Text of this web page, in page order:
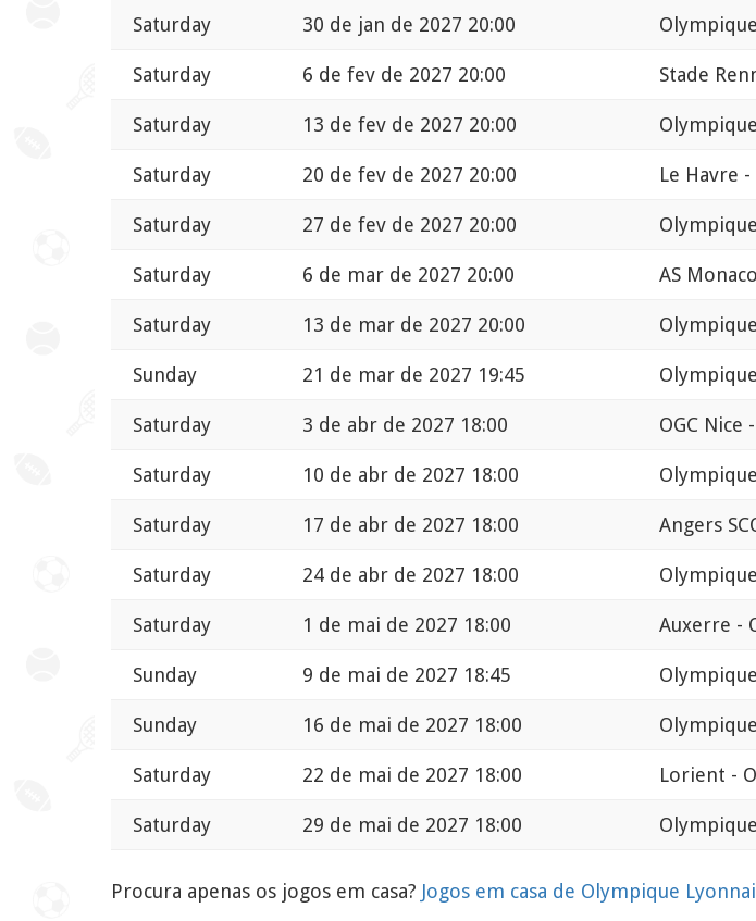
Saturday 30 de jan de 2027 20:00
Saturday 6 de fev de 2027 20:00 Stade
Saturday 13 de fev de 2027 20:00
Saturday 20 de fev de 2027 20:00 Le Havre
Saturday 27 de fev de 2027 20:00
Saturday 6 de mar de 2027 20:00 AS
Saturday 13 de mar de 2027 20:00
Sunday 21 de mar de 2027 19:45
Saturday 3 de abr de 2027 18:00 OGC Nice
Saturday 10 de abr de 2027 18:00
Saturday 17 de abr de 2027 18:00 Angers
Saturday 24 de abr de 2027 18:00
Saturday 1 de mai de 2027 18:00 Auxerre -
Sunday 9 de mai de 2027 18:45
Sunday 16 de mai de 2027 18:00
Saturday 22 de mai de 2027 18:00 Lorient -
Saturday 29 de mai de 2027 18:00
Procura apenas os jogos em casa? Jogos em casa de Olympique